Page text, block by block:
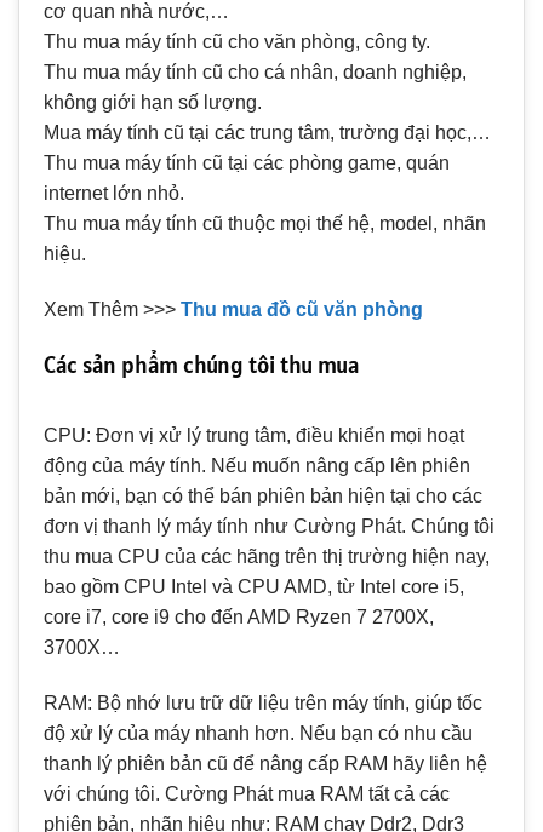
cơ quan nhà nước,…
Thu mua máy tính cũ cho văn phòng, công ty.
Thu mua máy tính cũ cho cá nhân, doanh nghiệp,
không giới hạn số lượng.
Mua máy tính cũ tại các trung tâm, trường đại học,…
Thu mua máy tính cũ tại các phòng game, quán
internet lớn nhỏ.
Thu mua máy tính cũ thuộc mọi thế hệ, model, nhãn
hiệu.
Xem Thêm >>> Thu mua đồ cũ văn phòng
Các sản phẩm chúng tôi thu mua
CPU: Đơn vị xử lý trung tâm, điều khiển mọi hoạt
động của máy tính. Nếu muốn nâng cấp lên phiên
bản mới, bạn có thể bán phiên bản hiện tại cho các
đơn vị thanh lý máy tính như Cường Phát. Chúng tôi
thu mua CPU của các hãng trên thị trường hiện nay,
bao gồm CPU Intel và CPU AMD, từ Intel core i5,
core i7, core i9 cho đến AMD Ryzen 7 2700X,
3700X…
RAM: Bộ nhớ lưu trữ dữ liệu trên máy tính, giúp tốc
độ xử lý của máy nhanh hơn. Nếu bạn có nhu cầu
thanh lý phiên bản cũ để nâng cấp RAM hãy liên hệ
với chúng tôi. Cường Phát mua RAM tất cả các
phiên bản, nhãn hiệu như: RAM chạy Ddr2, Ddr3